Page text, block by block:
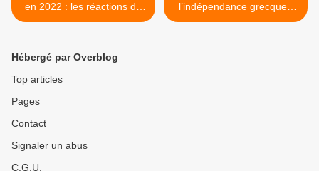
en 2022 : les réactions de
Thomas Joly, J-F Touzé et
l’indépendance grecque :
rendons à la Grèce
Hébergé par Overblog
Top articles
Pages
Contact
Signaler un abus
C.G.U.